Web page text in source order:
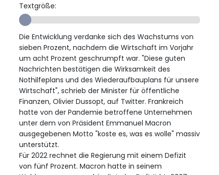
Textgröße:
Die Entwicklung verdanke sich des Wachstums von
sieben Prozent, nachdem die Wirtschaft im Vorjahr
um acht Prozent geschrumpft war. "Diese guten
Nachrichten bestätigen die Wirksamkeit des
Nothilfeplans und des Wiederaufbauplans für unsere
Wirtschaft", schrieb der Minister für öffentliche
Finanzen, Olivier Dussopt, auf Twitter. Frankreich
hatte von der Pandemie betroffene Unternehmen
unter dem von Präsident Emmanuel Macron
ausgegebenen Motto "koste es, was es wolle" massiv
unterstützt.
Für 2022 rechnet die Regierung mit einem Defizit
von fünf Prozent. Macron hatte in seinem